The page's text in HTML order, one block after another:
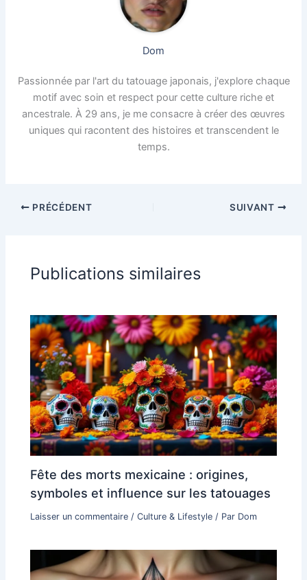
Dom
Passionnée par l'art du tatouage japonais, j'explore chaque
motif avec soin et respect pour cette culture riche et
ancestrale. À 29 ans, je me consacre à créer des œuvres
uniques qui racontent des histoires et transcendent le
temps.
PRÉCÉDENT SUIVANT
Publications similaires
Fête des morts mexicaine : origines,
symboles et influence sur les tatouages
Laisser un commentaire /Culture & Lifestyle / Par Dom